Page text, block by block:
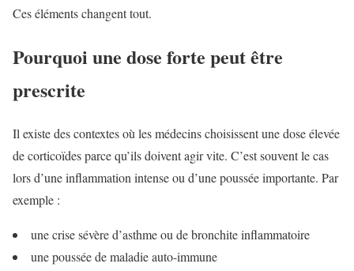
Ces éléments changent tout.
Pourquoi une dose forte peut être
prescrite
Il existe des contextes où les médecins choisissent une dose élevée
de corticoïdes parce qu’ils doivent agir vite. C’est souvent le cas
lors d’une inflammation intense ou d’une poussée importante. Par
exemple :
une crise sévère d’asthme ou de bronchite inflammatoire
une poussée de maladie auto-immune